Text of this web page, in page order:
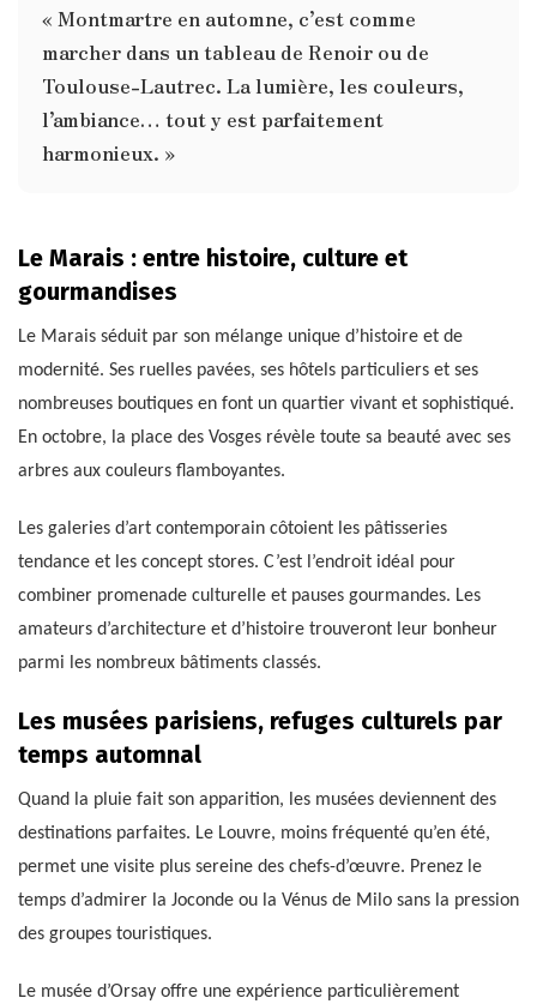
« Montmartre en automne, c’est comme
marcher dans un tableau de Renoir ou de
Toulouse-Lautrec. La lumière, les couleurs,
l’ambiance… tout y est parfaitement
harmonieux. »
Le Marais : entre histoire, culture et
gourmandises
Le Marais séduit par son mélange unique d’histoire et de
modernité. Ses ruelles pavées, ses hôtels particuliers et ses
nombreuses boutiques en font un quartier vivant et sophistiqué.
En octobre, la place des Vosges révèle toute sa beauté avec ses
arbres aux couleurs flamboyantes.
Les galeries d’art contemporain côtoient les pâtisseries
tendance et les concept stores. C’est l’endroit idéal pour
combiner promenade culturelle et pauses gourmandes. Les
amateurs d’architecture et d’histoire trouveront leur bonheur
parmi les nombreux bâtiments classés.
Les musées parisiens, refuges culturels par
temps automnal
Quand la pluie fait son apparition, les musées deviennent des
destinations parfaites. Le Louvre, moins fréquenté qu’en été,
permet une visite plus sereine des chefs-d’œuvre. Prenez le
temps d’admirer la Joconde ou la Vénus de Milo sans la pression
des groupes touristiques.
Le musée d’Orsay offre une expérience particulièrement